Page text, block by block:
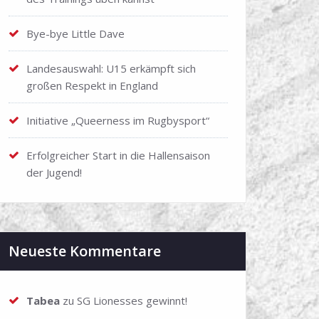
Bye-bye Little Dave
Landesauswahl: U15 erkämpft sich
großen Respekt in England
Initiative „Queerness im Rugbysport“
Erfolgreicher Start in die Hallensaison
der Jugend!
Neueste Kommentare
Tabea zu SG Lionesses gewinnt!